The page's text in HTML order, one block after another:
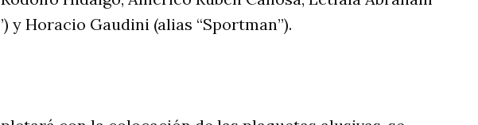
y Horacio Gaudini (alias “Sportman”).